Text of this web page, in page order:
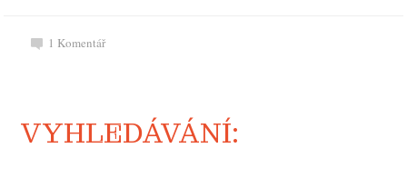
1 Komentář
VYHLEDÁVÁNÍ: